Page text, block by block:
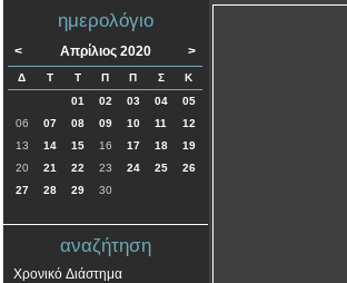
ημερολόγιο
< Απρίλιος 2020 >
Δ Τ Τ Π Π Σ
Κ
01
02 03 04
05
06
07 08 09 10 11
12
13
14 15 16 17 18
19
20
21 22 23 24 25
26
27
28 29 30
αναζήτηση
Χρονικό Διάστημα